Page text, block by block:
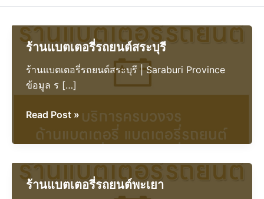
ร้านแบตเตอรี่รถยนต์สระบุรี
ร้านแบตเตอรี่รถยนต์สระบุรี | Saraburi Province
ข้อมูล ร […]
ร้าน
แบตเตอรี่
รถยนต์
สระบุรี
Read Post »
ร้านแบตเตอรี่รถยนต์พะเยา